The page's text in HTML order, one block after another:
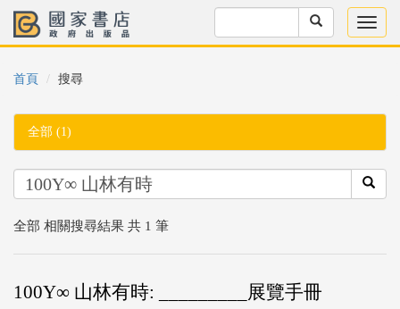
首頁 搜尋
全部 (1)
全部 相關搜尋結果 共 1 筆
100Y∞ 山林有時: _________展覽手冊